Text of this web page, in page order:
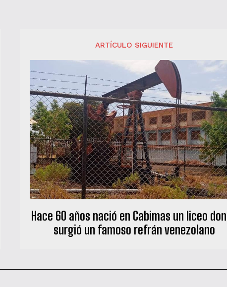
ARTÍCULO SIGUIENTE
Hace 60 años nació en Cabimas un liceo
surgió un famoso refrán venezolano